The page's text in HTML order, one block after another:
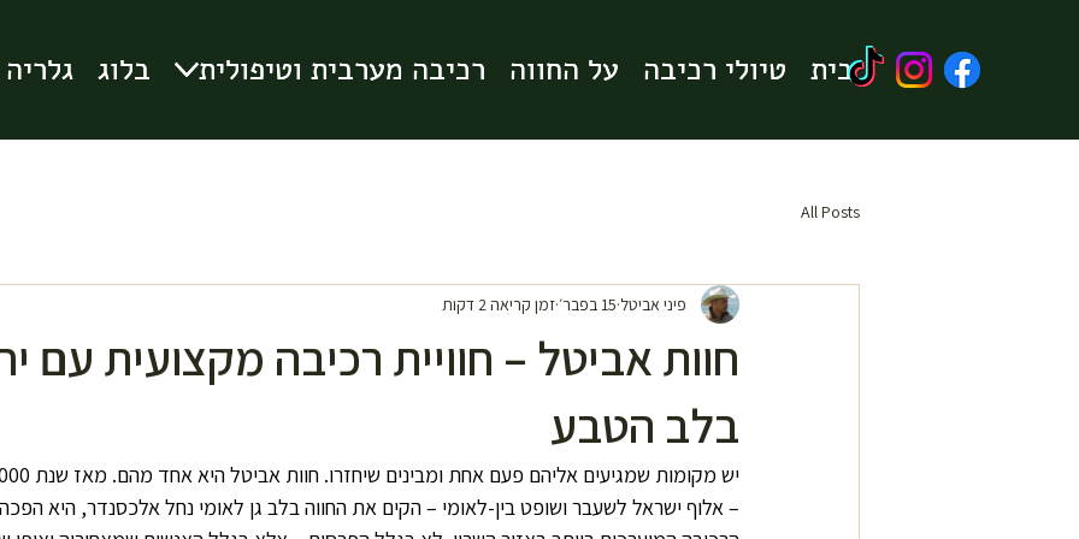
בית טיולי רכיבה על החווה רכיבה מערבית וטיפולית בלוג גלריה בית טיולי רכיבה על החווה רכיבה מערבית וטיפולית בלוג גלריה
All Posts
חוות אביטל – חוויית רכיבה מקצועית עם
בלב הטבע
פיני אביטל 15 בפבר׳ זמן קריאה 2 דקות
– אלוף ישראל לשעבר ושופט בין-לאומי – הקים את החווה בלב גן לאומי נחל אלכסנדר, היא